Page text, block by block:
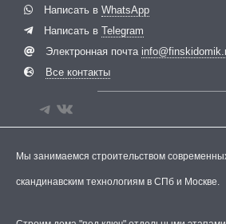
Написать в WhatsApp
Написать в Telegram
Электронная почта
Все контакты
Мы занимаемся строительством
скандинавским технологиям в СПб и Москве.